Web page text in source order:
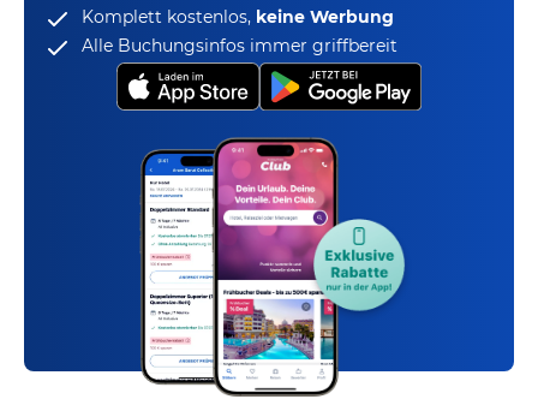
Komplett kostenlos, keine Werbung
Alle Buchungsinfos immer griffbereit